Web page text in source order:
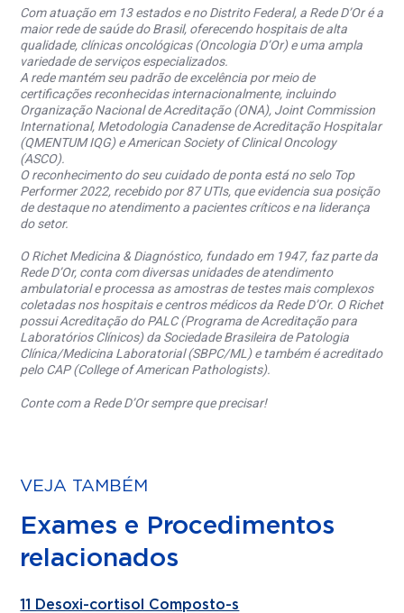
Com atuação em 13 estados e no Distrito Federal, a Rede D’Or é a
maior rede de saúde do Brasil, oferecendo hospitais de alta
qualidade, clínicas oncológicas (Oncologia D’Or) e uma ampla
variedade de serviços especializados.
A rede mantém seu padrão de excelência por meio de
certificações reconhecidas internacionalmente, incluindo
Organização Nacional de Acreditação (ONA), Joint Commission
International, Metodologia Canadense de Acreditação Hospitalar
(QMENTUM IQG) e American Society of Clinical Oncology
(ASCO).
O reconhecimento do seu cuidado de ponta está no selo Top
Performer 2022, recebido por 87 UTIs, que evidencia sua posição
de destaque no atendimento a pacientes críticos e na liderança
do setor.
O Richet Medicina & Diagnóstico, fundado em 1947, faz parte da
Rede D’Or, conta com diversas unidades de atendimento
ambulatorial e processa as amostras de testes mais complexos
coletadas nos hospitais e centros médicos da Rede D’Or. O Richet
possui Acreditação do PALC (Programa de Acreditação para
Laboratórios Clínicos) da Sociedade Brasileira de Patologia
Clínica/Medicina Laboratorial (SBPC/ML) e também é acreditado
pelo CAP (College of American Pathologists).
Conte com a Rede D’Or sempre que precisar!
VEJA TAMBÉM
Exames e Procedimentos
relacionados
11 Desoxi-cortisol Composto-s